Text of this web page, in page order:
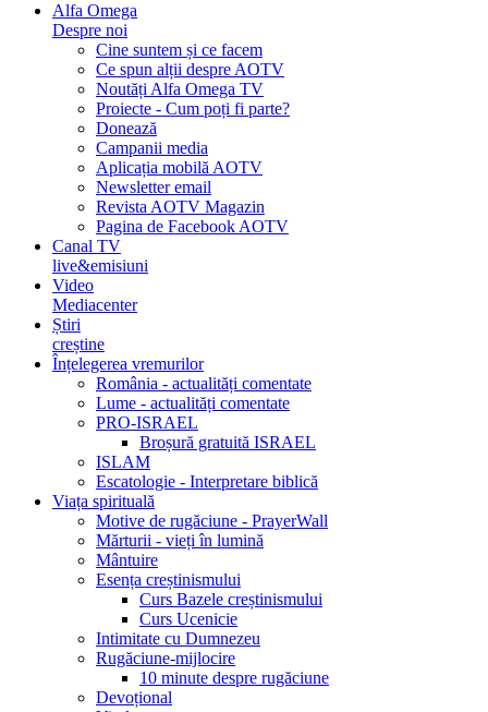
Alfa Omega
Despre noi
Cine suntem și ce facem
Ce spun alții despre AOTV
Noutăți Alfa Omega TV
Proiecte - Cum poți fi parte?
Donează
Campanii media
Aplicația mobilă AOTV
Newsletter email
Revista AOTV Magazin
Pagina de Facebook AOTV
Canal TV
live&emisiuni
Video
Mediacenter
Știri
creștine
Înțelegerea vremurilor
România - actualități comentate
Lume - actualități comentate
PRO-ISRAEL
Broșură gratuită ISRAEL
ISLAM
Escatologie - Interpretare biblică
Viața spirituală
Motive de rugăciune - PrayerWall
Mărturii - vieți în lumină
Mântuire
Esența creștinismului
Curs Bazele creștinismului
Curs Ucenicie
Intimitate cu Dumnezeu
Rugăciune-mijlocire
10 minute despre rugăciune
Devoțional